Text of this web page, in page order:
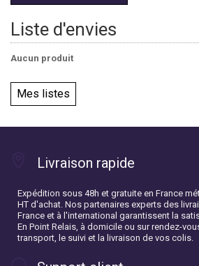
Liste d'envies
Aucun produit
Mes listes
Livraison rapide
Expédition sous 48h et gratuite en France
HT d'achat. Nos partenaires experts des
France et à l'international garantissent la
En Point Relais, à domicile ou sur rendez-
transport, le suivi et la livraison de vos colis.